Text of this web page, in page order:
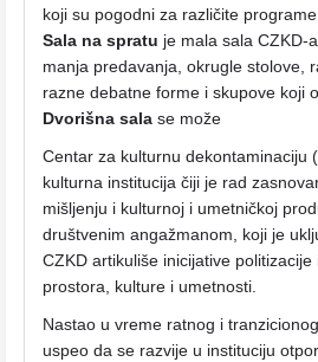
koji su pogodni za različite
Sala na spratu je mala sala CZKD-
manja predavanja, okrugle stolove,
razne debatne forme i skupove koji
Dvorišna sala se može
Centar za kulturnu dekontaminaciju
kulturna institucija čiji je rad
mišljenju i kulturnoj i umetničkoj
društvenim angažmanom, koji je
CZKD artikuliše inicijative
prostora, kulture i umetnosti.
Nastao u vreme ratnog i
uspeo da se razvije u instituciju